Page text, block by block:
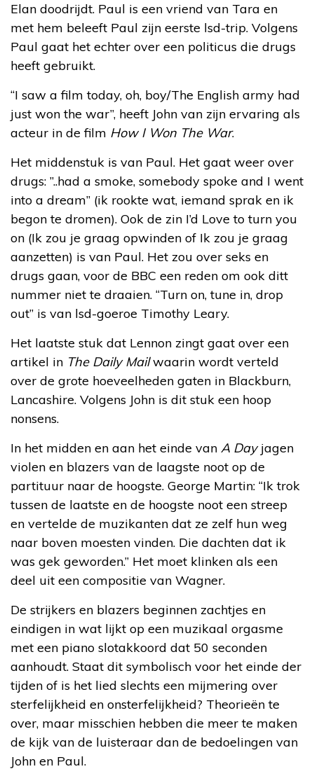
Elan doodrijdt. Paul is een vriend van Tara en
met hem beleeft Paul zijn eerste lsd-trip. Volgens
Paul gaat het echter over een politicus die drugs
heeft gebruikt.
“I saw a film today, oh, boy/The English army had
just won the war”, heeft John van zijn ervaring als
acteur in de film How I Won The War.
Het middenstuk is van Paul. Het gaat weer over
drugs: ”..had a smoke, somebody spoke and I went
into a dream” (ik rookte wat, iemand sprak en ik
begon te dromen). Ook de zin I’d Love to turn you
on (Ik zou je graag opwinden of Ik zou je graag
aanzetten) is van Paul. Het zou over seks en
drugs gaan, voor de BBC een reden om ook ditt
nummer niet te draaien. “Turn on, tune in, drop
out” is van lsd-goeroe Timothy Leary.
Het laatste stuk dat Lennon zingt gaat over een
artikel in The Daily Mailwaarin wordt verteld
over de grote hoeveelheden gaten in Blackburn,
Lancashire. Volgens John is dit stuk een hoop
nonsens.
In het midden en aan het einde van A Dayjagen
violen en blazers van de laagste noot op de
partituur naar de hoogste. George Martin: “Ik trok
tussen de laatste en de hoogste noot een streep
en vertelde de muzikanten dat ze zelf hun weg
naar boven moesten vinden. Die dachten dat ik
was gek geworden.” Het moet klinken als een
deel uit een compositie van Wagner.
De strijkers en blazers beginnen zachtjes en
eindigen in wat lijkt op een muzikaal orgasme
met een piano slotakkoord dat 50 seconden
aanhoudt. Staat dit symbolisch voor het einde der
tijden of is het lied slechts een mijmering over
sterfelijkheid en onsterfelijkheid? Theorieën te
over, maar misschien hebben die meer te maken
de kijk van de luisteraar dan de bedoelingen van
John en Paul.